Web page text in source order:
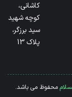
کاشانی،
کوچه شهید
سید برزگر،
پلاک 13
محفوظ می باشد.